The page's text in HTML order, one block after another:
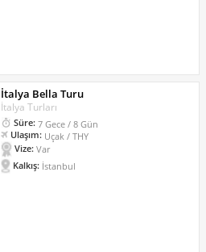
İtalya Bella Turu
İtalya Turları
Süre: 7 Gece / 8 Gün
Ulaşım: Uçak / THY
Vize: Var
Kalkış: İstanbul